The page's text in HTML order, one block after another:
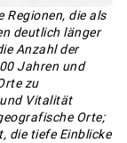
Regionen, die als
deutlich länger
Anzahl der
Jahren und
zu
Vitalität
Orte;
die tiefe Einblicke